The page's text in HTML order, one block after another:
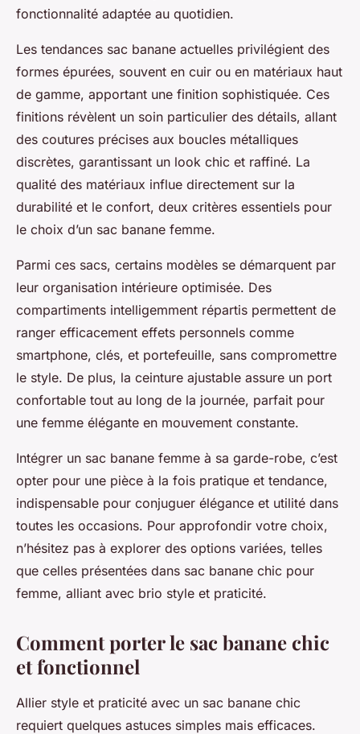
fonctionnalité adaptée au quotidien.
Les tendances sac banane actuelles privilégient des
formes épurées, souvent en cuir ou en matériaux haut
de gamme, apportant une finition sophistiquée. Ces
finitions révèlent un soin particulier des détails, allant
des coutures précises aux boucles métalliques
discrètes, garantissant un look chic et raffiné. La
qualité des matériaux influe directement sur la
durabilité et le confort, deux critères essentiels pour
le choix d’un sac banane femme.
Parmi ces sacs, certains modèles se démarquent par
leur organisation intérieure optimisée. Des
compartiments intelligemment répartis permettent de
ranger efficacement effets personnels comme
smartphone, clés, et portefeuille, sans compromettre
le style. De plus, la ceinture ajustable assure un port
confortable tout au long de la journée, parfait pour
une femme élégante en mouvement constante.
Intégrer un sac banane femme à sa garde-robe, c’est
opter pour une pièce à la fois pratique et tendance,
indispensable pour conjuguer élégance et utilité dans
toutes les occasions. Pour approfondir votre choix,
n’hésitez pas à explorer des options variées, telles
que celles présentées dans sac banane chic pour
femme, alliant avec brio style et praticité.
Comment porter le sac banane chic
et fonctionnel
Allier style et praticité avec un sac banane chic
requiert quelques astuces simples mais efficaces.